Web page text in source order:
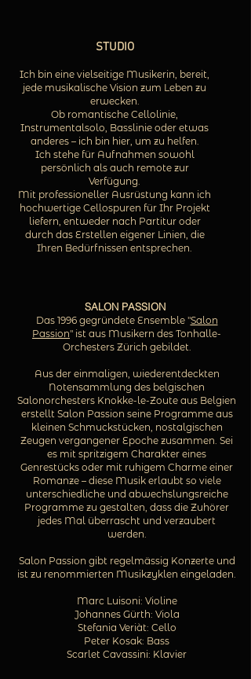
STUDIO
Ich bin eine vielseitige Musikerin, bereit,
jede musikalische Vision zum Leben zu
erwecken.
Ob romantische Cellolinie,
Instrumentalsolo, Basslinie oder etwas
anderes – ich bin hier, um zu helfen.
Ich stehe für Aufnahmen sowohl
persönlich als auch remote zur
Verfügung.
Mit professioneller Ausrüstung kann ich
hochwertige Cellospuren für Ihr Projekt
liefern, entweder nach Partitur oder
durch das Erstellen eigener Linien, die
Ihren Bedürfnissen entsprechen.
SALON PASSION
Das 1996 gegründete Ensemble "Salon
Passion" ist aus Musikern des Tonhalle-
Orchesters Zürich gebildet.
Aus der einmaligen, wiederentdeckten
Notensammlung des belgischen
Salonorchesters Knokke-le-Zoute aus Belgien
erstellt Salon Passion seine Programme aus
kleinen Schmuckstücken, nostalgischen
Zeugen vergangener Epoche zusammen. Sei
es mit spritzigem Charakter eines
Genrestücks oder mit ruhigem Charme einer
Romanze – diese Musik erlaubt so viele
unterschiedliche und abwechslungsreiche
Programme zu gestalten, dass die Zuhörer
jedes Mal überrascht und verzaubert
werden.
Salon Passion gibt regelmässig Konzerte und
ist zu renommierten Musikzyklen eingeladen.
Marc Luisoni: Violine
Johannes Gürth: Viola
Stefania Veriàt: Cello
Peter Kosak: Bass
Scarlet Cavassini: Klavier